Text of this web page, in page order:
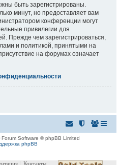
быть зарегистрированы.
минут, но предоставляет вам
конференции могут
привилегии для
Прежде чем зарегистрироваться,
и политикой, принятыми на
на форумах означает
Forum Software © phpBB Limited
phpBB
Контакты